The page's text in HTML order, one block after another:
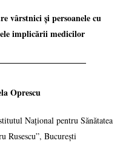
vârstnici și persoanele cu
implicării medicilor
Oprescu
Național pentru Sănătatea
Rusescu”, București